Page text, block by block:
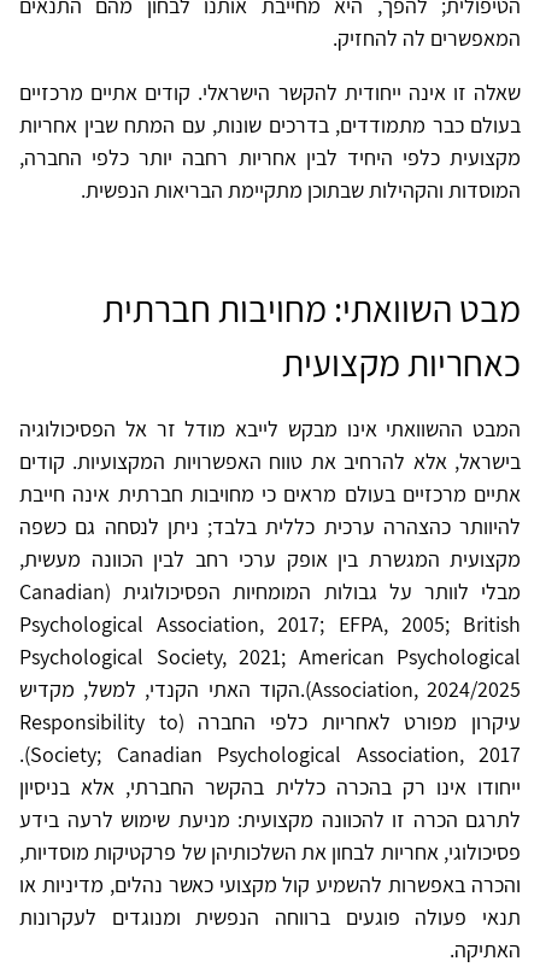
המאפשרים לה להחזיק.
שאלה זו אינה ייחודית להקשר הישראלי. קודים אתיים מרכזיים
בעולם כבר מתמודדים, בדרכים שונות, עם המתח שבין אחריות
מקצועית כלפי היחיד לבין אחריות רחבה יותר כלפי החברה,
המוסדות והקהילות שבתוכן מתקיימת הבריאות הנפשית.
מבט השוואתי: מחויבות חברתית
כאחריות מקצועית
המבט ההשוואתי אינו מבקש לייבא מודל זר אל הפסיכולוגיה
בישראל, אלא להרחיב את טווח האפשרויות המקצועיות. קודים
אתיים מרכזיים בעולם מראים כי מחויבות חברתית אינה חייבת
להיוותר כהצהרה ערכית כללית בלבד; ניתן לנסחה גם כשפה
מקצועית המגשרת בין אופק ערכי רחב לבין הכוונה מעשית,
מבלי לוותר על גבולות המומחיות הפסיכולוגית (Canadian
Psychological Association, 2017; EFPA, 2005; British
Psychological Society, 2021; American Psychological
Association, 2024/2025).הקוד האתי הקנדי, למשל, מקדיש
עיקרון מפורט לאחריות כלפי החברה (Responsibility to
Society; Canadian Psychological Association, 2017).
ייחודו אינו רק בהכרה כללית בהקשר החברתי, אלא בניסיון
לתרגם הכרה זו להכוונה מקצועית: מניעת שימוש לרעה בידע
פסיכולוגי, אחריות לבחון את השלכותיהן של פרקטיקות מוסדיות,
והכרה באפשרות להשמיע קול מקצועי כאשר נהלים, מדיניות או
תנאי פעולה פוגעים ברווחה הנפשית ומנוגדים לעקרונות
האתיקה.